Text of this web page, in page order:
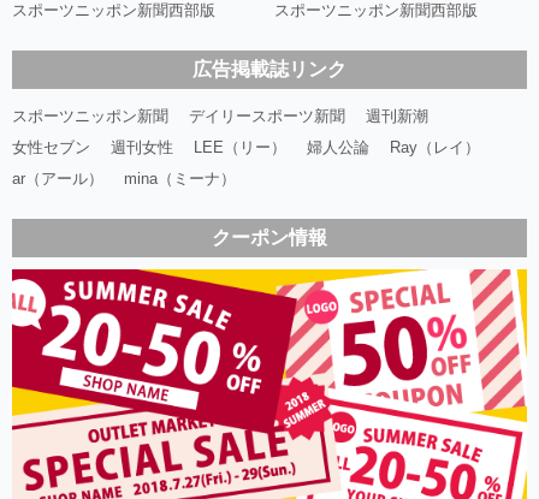
スポーツニッポン新聞西部版
スポーツニッポン新聞西部版
広告掲載誌リンク
スポーツニッポン新聞 デイリースポーツ新聞
週刊新潮
女性セブン
週刊女性 LEE（リー） 婦人公論
Ray（レイ）
ar（アール）
mina（ミーナ）
クーポン情報